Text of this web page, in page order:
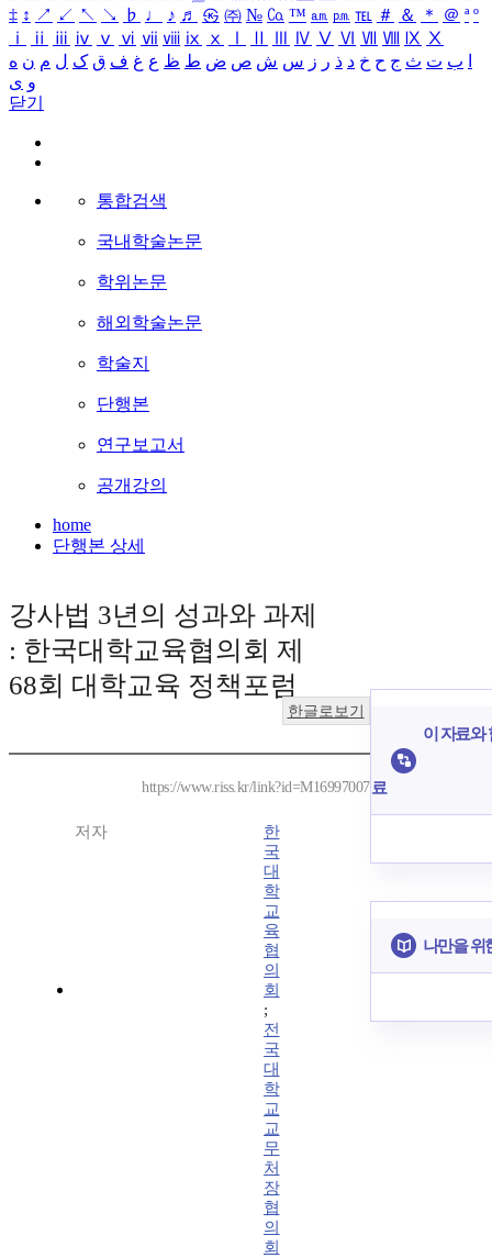
‡ ↕ ↗ ↙ ↖ ↘ ♭ ♩ ♪ ♬ ㉿ ㈜ № ㏇ ™ ㏂ ㏘ ℡ ＃ ＆ ＊ ＠ ª º
ⅰ
ⅱ ⅲ ⅳ ⅴ ⅵ ⅶ ⅷ ⅸ ⅹ Ⅳ Ⅴ Ⅵ Ⅶ Ⅷ Ⅸ Ⅹ
ب ت ث ج ح خ د ذ ر ز س ش ص ض ط ظ ع غ ف ق ک ل م ن ه
و ی
닫기
통합검색
국내학술논문
학위논문
해외학술논문
학술지
단행본
연구보고서
공개강의
home
단행본 상세
강사법 3년의 성과와 과제
: 한국대학교육협의회 제
68회 대학교육 정책포럼
한글로보기
https://www.riss.kr/link?id=M16997007
저자
한
국
대
학
교
육
협
의
회
;
전
국
대
학
교
교
무
처
장
협
의
회
이 자료와
료
나만을 위